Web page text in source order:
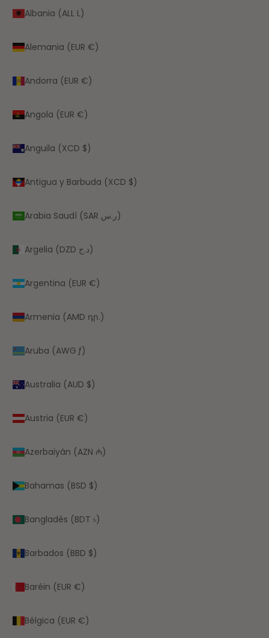
Albania (ALL L)
Alemania (EUR €)
Andorra (EUR €)
Angola (EUR €)
Anguila (XCD $)
Antigua y Barbuda (XCD $)
Arabia Saudí (SAR ر.س)
Argelia (DZD د.ج)
Argentina (EUR €)
Armenia (AMD դր.)
Aruba (AWG ƒ)
Australia (AUD $)
Austria (EUR €)
Azerbaiyán (AZN ₼)
Bahamas (BSD $)
Bangladés (BDT ৳)
Barbados (BBD $)
Baréin (EUR €)
Bélgica (EUR €)